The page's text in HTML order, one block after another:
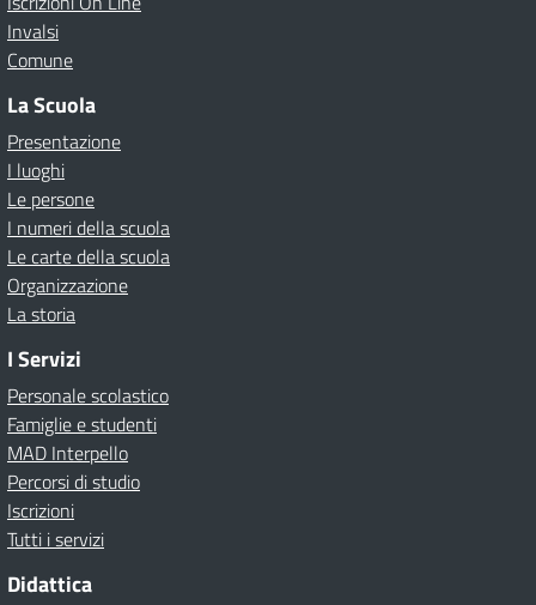
Invalsi
Comune
La Scuola
Presentazione
I luoghi
Le persone
I numeri della scuola
Le carte della scuola
Organizzazione
La storia
I Servizi
Personale scolastico
Famiglie e studenti
MAD Interpello
Percorsi di studio
Iscrizioni
Tutti i servizi
Didattica